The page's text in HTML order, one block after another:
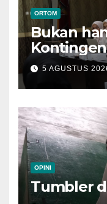
ORTOM
Bukan
Kalbar
di
5 AGUSTUS
OPINI
Tumbler